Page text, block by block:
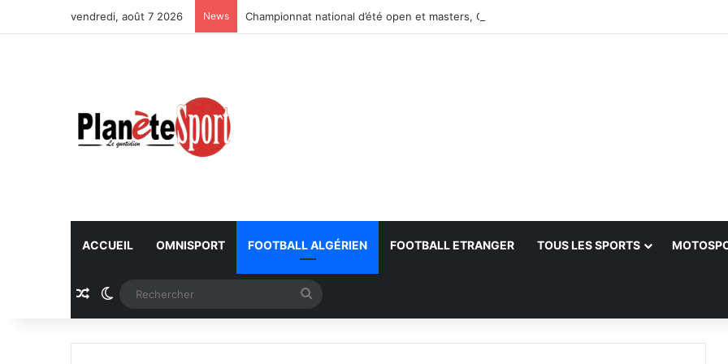
vendredi, août 7 2026 News Championnat national d’été open et masters, Oran-2026 — Le CRB s’adjuge le titre
ACCUEIL OMNISPORT FOOTBALL ALGÉRIEN FOOTBALL ETRANGER TOUS LES SPORTS
Article Aléatoire
Switch skin